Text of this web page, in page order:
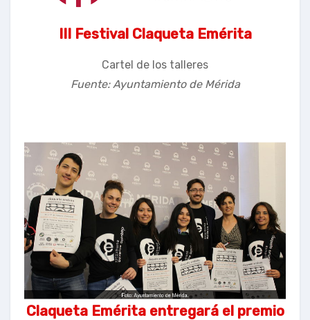
III Festival Claqueta Emérita
Cartel de los talleres
Fuente: Ayuntamiento de Mérida
Claqueta Emérita entregará el premio